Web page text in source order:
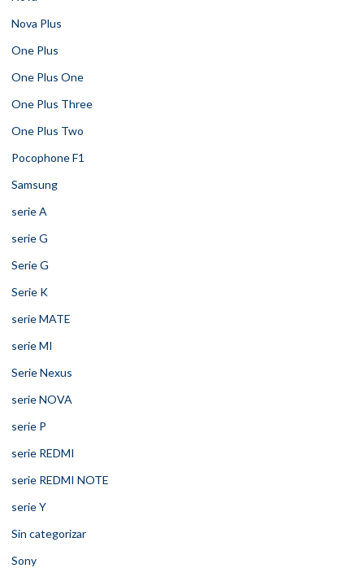
Nova Plus
One Plus
One Plus One
One Plus Three
One Plus Two
Pocophone F1
Samsung
serie A
serie G
Serie G
Serie K
serie MATE
serie MI
Serie Nexus
serie NOVA
serie P
serie REDMI
serie REDMI NOTE
serie Y
Sin categorizar
Sony